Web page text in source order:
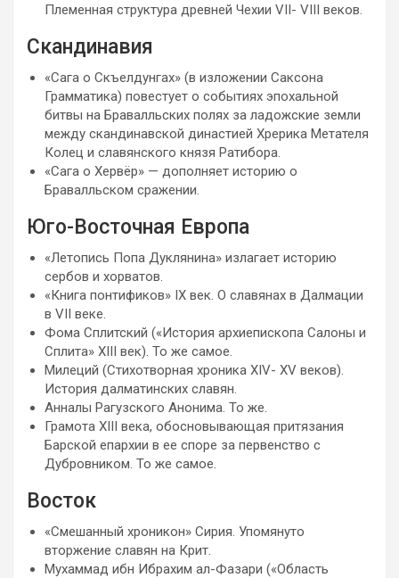
Племенная структура древней Чехии VII- VIII веков.
Скандинавия
«Сага о Скъелдунгах» (в изложении Саксона
Грамматика) повестует о событиях эпохальной
битвы на Бравалльских полях за ладожские земли
между скандинавской династией Хрерика Метателя
Колец и славянского князя Ратибора.
«Сага о Хервёр» — дополняет историю о
Бравалльском сражении.
Юго-Восточная Европа
«Летопись Попа Дуклянина» излагает историю
сербов и хорватов.
«Книга понтификов» IХ век. О славянах в Далмации
в VII веке.
Фома Сплитский («История архиепископа Салоны и
Сплита» XIII век). То же самое.
Милеций (Стихотворная хроника XIV- XV веков).
История далматинских славян.
Анналы Рагузского Анонима. То же.
Грамота XIII века, обосновывающая притязания
Барской епархии в ее споре за первенство с
Дубровником. То же самое.
Восток
«Смешанный хроникон» Сирия. Упомянуто
вторжение славян на Крит.
Мухаммад ибн Ибрахим ал-Фазари («Область